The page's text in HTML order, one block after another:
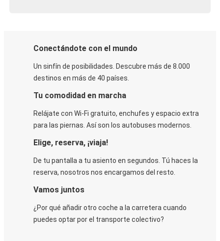
Conectándote con el mundo
Un sinfín de posibilidades. Descubre más de 8.000
destinos en más de 40 países.
Tu comodidad en marcha
Relájate con Wi-Fi gratuito, enchufes y espacio extra
para las piernas. Así son los autobuses modernos.
Elige, reserva, ¡viaja!
De tu pantalla a tu asiento en segundos. Tú haces la
reserva, nosotros nos encargamos del resto.
Vamos juntos
¿Por qué añadir otro coche a la carretera cuando
puedes optar por el transporte colectivo?